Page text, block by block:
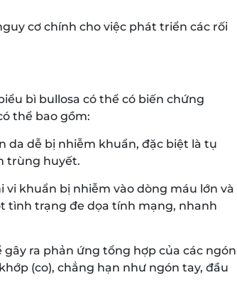
cơ chính cho việc phát triển các rối
bì bullosa có thể có biến chứng
thể bao gồm:
da dễ bị nhiễm khuẩn, đặc biệt là tụ
trùng huyết.
khuẩn bị nhiễm vào dòng máu lớn và
tình trạng đe dọa tính mạng, nhanh
ra phản ứng tổng hợp của các ngón
(co), chẳng hạn như ngón tay, đầu